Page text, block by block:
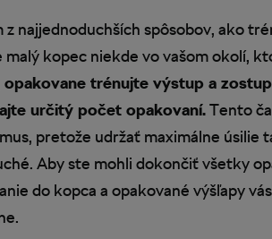
najjednoduchších spôsobov, ako
kopec niekde vo vašom okolí,
opakovane trénujte výstup a
určitý počet opakovaní.Tento
pretože udržať maximálne úsilie
Aby ste mohli dokončiť všetky
do kopca a opakované výšľapy